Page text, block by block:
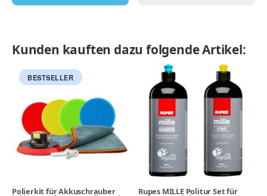
Kunden kauften dazu folgende Artikel:
BESTSELLER
Polierkit für Akkuschrauber Rupes MILLE Politur Set für